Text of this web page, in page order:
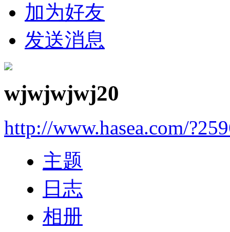
加为好友
发送消息
wjwjwjwj20
http://www.hasea.com/
主题
日志
相册